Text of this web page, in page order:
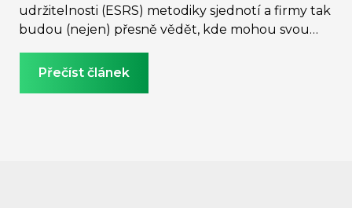
udržitelnosti (ESRS) metodiky sjednotí a firmy tak
budou (nejen) přesně vědět, kde mohou svou
především ze standardu Global Reporting
Přečíst článek